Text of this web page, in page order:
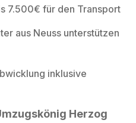
7.500€ für den Transport
aus Neuss unterstützen
inklusive
Herzog